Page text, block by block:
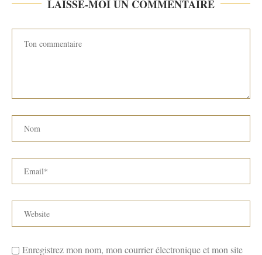
LAISSE-MOI UN COMMENTAIRE
Enregistrez mon nom, mon courrier électronique et mon site